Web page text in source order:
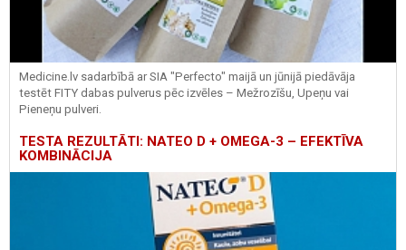
Medicine.lv sadarbībā ar SIA "Perfecto" maijā un jūnijā piedāvāja
testēt FITY dabas pulverus pēc izvēles – Mežrozīšu, Upeņu vai
Pieneņu pulveri.
TESTA REZULTĀTI: NATEO D + OMEGA-3 – EFEKTĪVA
KOMBINĀCIJA